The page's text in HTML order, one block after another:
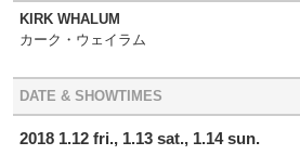
KIRK WHALUM
カーク・ウェイラム
DATE & SHOWTIMES
2018 1.12 fri., 1.13 sat., 1.14 sun.